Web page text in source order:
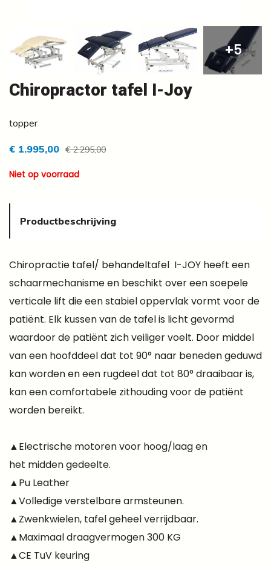
+5
Chiropractor tafel I-Joy
topper
€ 1.995,00 € 2.295,00
Niet op voorraad
Productbeschrijving
Chiropractie tafel/ behandeltafel I-JOY heeft een
schaarmechanisme en beschikt over een soepele
verticale lift die een stabiel oppervlak vormt voor de
patiënt. Elk kussen van de tafel is licht gevormd
waardoor de patiënt zich veiliger voelt. Door middel
van een hoofddeel dat tot 90° naar beneden geduwd
kan worden en een rugdeel dat tot 80° draaibaar is,
kan een comfortabele zithouding voor de patiënt
worden bereikt.
▲Electrische motoren voor hoog/laag en
het midden gedeelte.
▲Pu Leather
▲Volledige verstelbare armsteunen.
▲Zwenkwielen, tafel geheel verrijdbaar.
▲Maximaal draagvermogen 300 KG
▲CE TuV keuring